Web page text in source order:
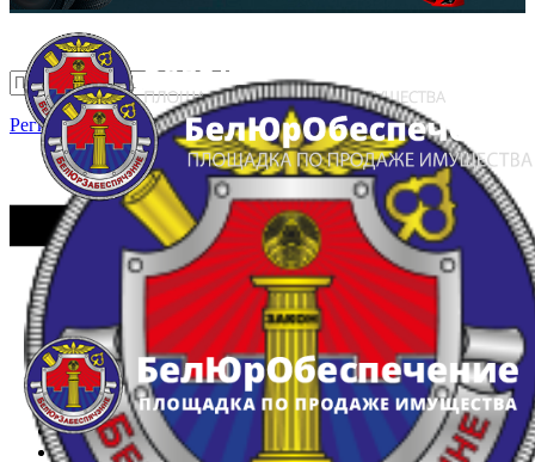
Регистрация Вход
Главная
Арестованное имущество
Реестр несостоявшихся торгов
Реестр переоценок
Частное имущество
Государственное имущество